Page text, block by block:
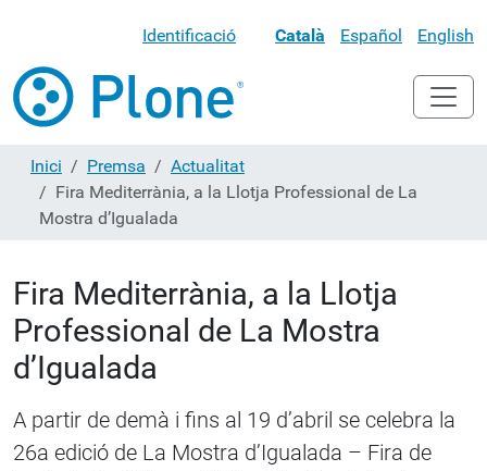
Identificació Català Español English
Inici Premsa
Actualitat
Fira Mediterrània, a la Llotja Professional de La
Mostra d’Igualada
Fira Mediterrània, a la Llotja
Professional de La Mostra
d’Igualada
A partir de demà i fins al 19 d’abril se celebra la
26a edició de La Mostra d’Igualada – Fira de